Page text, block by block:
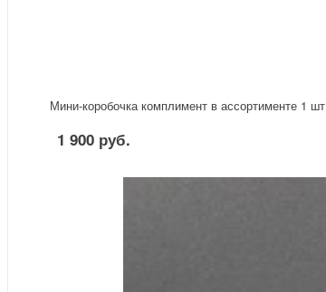
Мини-коробочка комплимент в ассортименте 1 шт
1 900 руб.